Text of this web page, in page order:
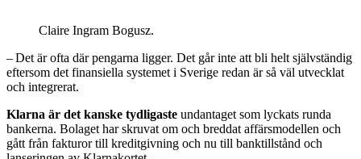
Claire Ingram Bogusz.
– Det är ofta där pengarna ligger. Det går inte att bli helt självständig
eftersom det finansiella systemet i Sverige redan är så väl utvecklat
och integrerat.
Klarna är det kanske tydligaste undantaget som lyckats runda
bankerna. Bolaget har skruvat om och breddat affärs­modellen och
gått från fakturor till kreditgivning och nu till banktillstånd och